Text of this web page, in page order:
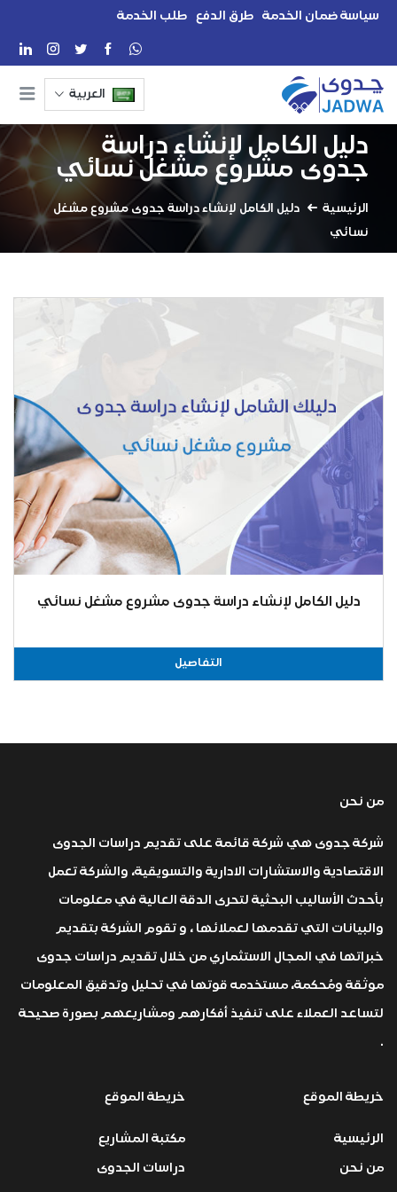
سياسة ضمان الخدمة طرق الدفع طلب الخدمة
العربية
دليل الكامل لإنشاء دراسة
جدوى مشروع مشغل نسائي
الرئيسية
دليل الكامل لإنشاء دراسة جدوى مشروع مشغل
نسائي
دليل الكامل لإنشاء دراسة جدوى مشروع مشغل نسائي
التفاصيل
من نحن
شركة جدوى هي شركة قائمة على تقديم دراسات الجدوى
الاقتصادية والاستشارات الادارية والتسويقية، والشركة تعمل
بأحدث الأساليب البحثية لتحرى الدقة العالية في معلومات
والبيانات التي تقدمها لعملائها ، و تقوم الشركة بتقديم
خبراتها في المجال الاستثماري من خلال تقديم دراسات جدوى
موثقة ومُحكمة، مستخدمه قوتها في تحليل وتدقيق المعلومات
لتساعد العملاء على تنفيذ أفكارهم ومشاريعهم بصورة صحيحة
.
خريطة الموقع
الرئيسية
من نحن
خريطة الموقع
مكتبة المشاريع
دراسات الجدوى